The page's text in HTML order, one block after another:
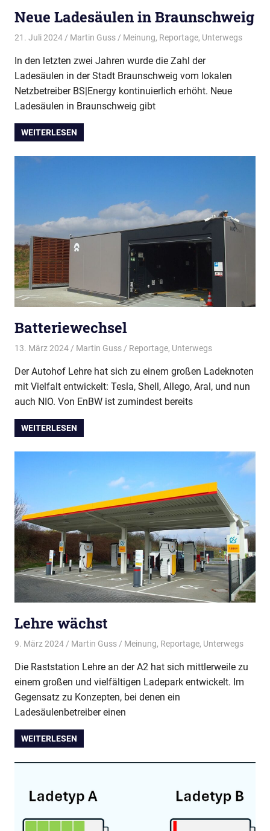
treffen
zum
Erfahrungsaustausch.
Neue Ladesäulen in Braunschweig
21. Juli 2024 Martin Guss Meinung, Reportage, Unterwegs
In den letzten zwei Jahren wurde die Zahl der
Ladesäulen in der Stadt Braunschweig vom lokalen
Netzbetreiber BS|Energy kontinuierlich erhöht. Neue
Ladesäulen in Braunschweig gibt
WEITERLESEN
Batteriewechsel
13. März 2024 Martin Guss Reportage, Unterwegs
Der Autohof Lehre hat sich zu einem großen Ladeknoten
mit Vielfalt entwickelt: Tesla, Shell, Allego, Aral, und nun
auch NIO. Von EnBW ist zumindest bereits
WEITERLESEN
Lehre wächst
9. März 2024 Martin Guss Meinung, Reportage, Unterwegs
Die Raststation Lehre an der A2 hat sich mittlerweile zu
einem großen und vielfältigen Ladepark entwickelt. Im
Gegensatz zu Konzepten, bei denen ein
Ladesäulenbetreiber einen
WEITERLESEN